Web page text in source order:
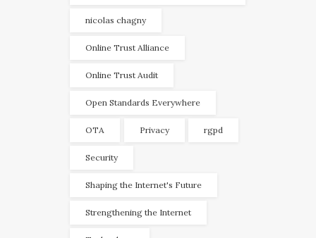
nicolas chagny
Online Trust Alliance
Online Trust Audit
Open Standards Everywhere
OTA Privacy rgpd
Security
Shaping the Internet's Future
Strengthening the Internet